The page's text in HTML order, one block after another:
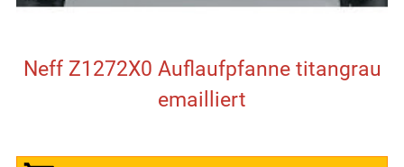
Neff Z1272X0 Auflaufpfanne titangrau
emailliert